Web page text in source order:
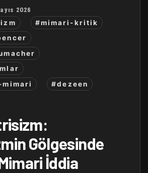
2026
#mimari-kritik
#dezeen
Gölgesinde
İddia